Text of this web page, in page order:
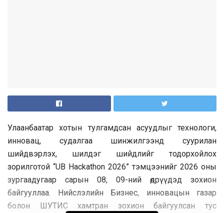
Улаанбаатар хотын тулгамдсан асуудлыг технологи,
инновац, судалгаа шинжилгээнд суурилан
шийдвэрлэх, шилдэг шийдлийг тодорхойлох
зорилготой “UB Hackathon 2026” тэмцээнийг 2026 оны
зургаадугаар сарын 08, 09-ний өдрүүдэд зохион
байгууллаа. Нийслэлийн Бизнес, инновацын газар
болон ШУТИС хамтран зохион байгуулсан тус